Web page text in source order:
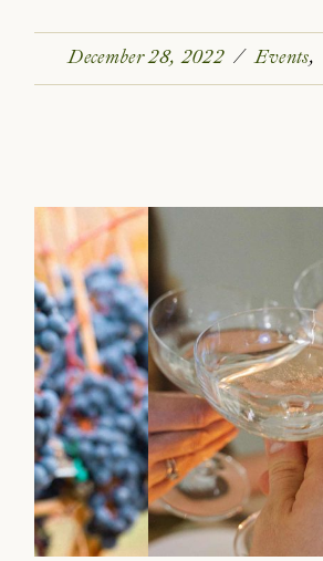
December 28, 2022 Events